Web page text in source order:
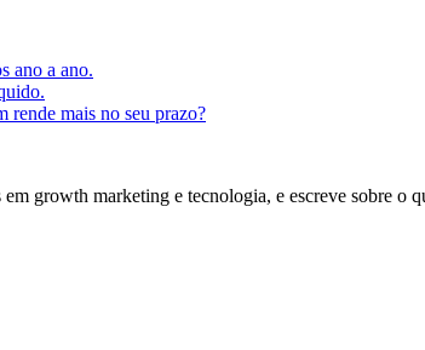
ano a ano.
rende mais no seu prazo?
growth marketing e tecnologia, e escreve sobre o